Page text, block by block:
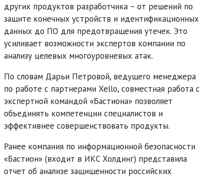
других продуктов разработчика – от решений по
защите конечных устройств и идентификационных
данных до ПО для предотвращения утечек. Это
усиливает возможности экспертов компании по
анализу целевых многоуровневых атак.
По словам Дарьи Петровой, ведущего менеджера
по работе с партнерами Xello, совместная работа с
экспертной командой «Бастиона» позволяет
объединять компетенции специалистов и
эффективнее совершенствовать продукты.
Ранее компания по информационной безопасности
«Бастион» (входит в ИКС Холдинг) представила
отчет об анализе защищенности российских